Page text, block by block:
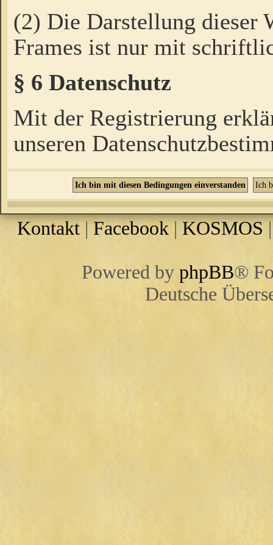
(2) Die Darstellung dieser
Frames ist nur mit
§ 6 Datenschutz
Mit der Registrierung
unseren
Kontakt |Facebook | KOSMOS
Powered by phpBB®
Deutsche